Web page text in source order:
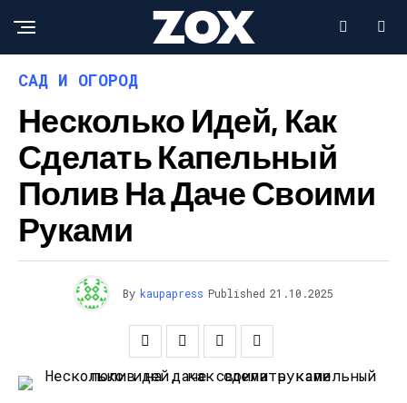
САД И ОГОРОД
Несколько Идей, Как
Сделать Капельный
Полив На Даче Своими
Руками
By kaupapress Published 21.10.2025